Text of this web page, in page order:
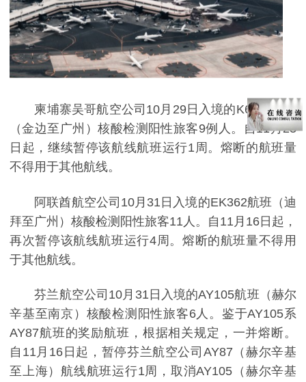
柬埔寨吴哥航空公司 10月 29日入境的K6668航班
（金边至广州）核酸检测阳性旅客9例人。自11月23
日起，继续暂停该航线航班运行1 周。熔断的航班量
不得用于其他航线。
阿联酋航空公司 10月 31 日入境的EK362航班（迪
拜至广州）核酸检测阳性旅客11 人。自 11 月 16日起，
再次暂停该航线航班运行4周。熔断的航班量不得用
于其他航线。
芬兰航空公司 10 月 31 日入境的AY105航班（赫尔
辛基至南京）核酸检测阳性旅客6人。鉴于AY105系
AY87航班的奖励航班，根据相关规定，一并熔断。
自 11 月 16日起，暂停芬兰航空公司 AY87 （赫尔辛基
至上海）航线航班运行1周，取消AY105 （赫尔辛基